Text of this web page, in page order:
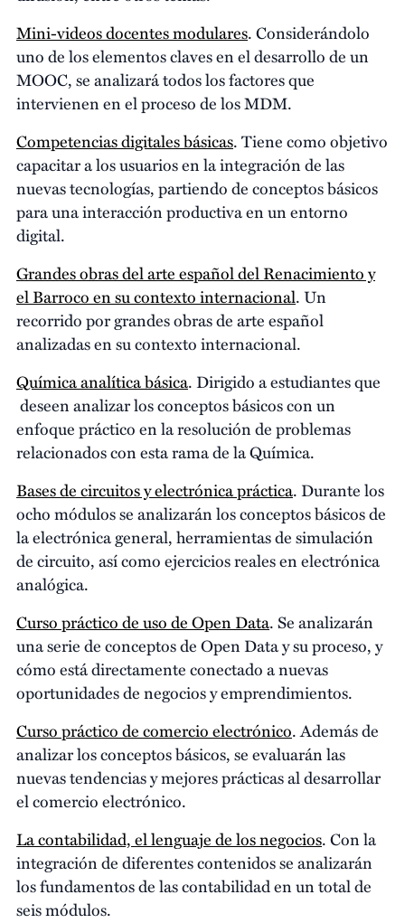
Mini-videos docentes modulares. Considerándolo
uno de los elementos claves en el desarrollo de un
MOOC, se analizará todos los factores que
intervienen en el proceso de los MDM.
Competencias digitales básicas. Tiene como objetivo
capacitar a los usuarios en la integración de las
nuevas tecnologías, partiendo de conceptos básicos
para una interacción productiva en un entorno
digital.
Grandes obras del arte español del Renacimiento y
el Barroco en su contexto internacional. Un
recorrido por grandes obras de arte español
analizadas en su contexto internacional.
Química analítica básica. Dirigido a estudiantes que
deseen analizar los conceptos básicos con un
enfoque práctico en la resolución de problemas
relacionados con esta rama de la Química.
Bases de circuitos y electrónica práctica. Durante los
ocho módulos se analizarán los conceptos básicos de
la electrónica general, herramientas de simulación
de circuito, así como ejercicios reales en electrónica
analógica.
Curso práctico de uso de Open Data. Se analizarán
una serie de conceptos de Open Data y su proceso, y
cómo está directamente conectado a nuevas
oportunidades de negocios y emprendimientos.
Curso práctico de comercio electrónico. Además de
analizar los conceptos básicos, se evaluarán las
nuevas tendencias y mejores prácticas al desarrollar
el comercio electrónico.
La contabilidad, el lenguaje de los negocios. Con la
integración de diferentes contenidos se analizarán
los fundamentos de las contabilidad en un total de
seis módulos.